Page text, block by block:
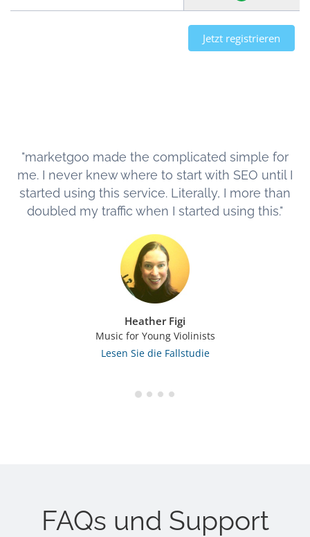
Jetzt registrieren
"marketgoo made the complicated simple for
me. I never knew where to start with SEO until I
started using this service. Literally, I more than
doubled my traffic when I started using this."
Heather Figi
Music for Young Violinists
Lesen Sie die Fallstudie
FAQs und Support